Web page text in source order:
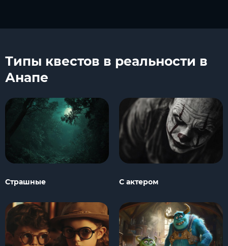
Типы квестов в реальности в
Анапе
Страшные С актером